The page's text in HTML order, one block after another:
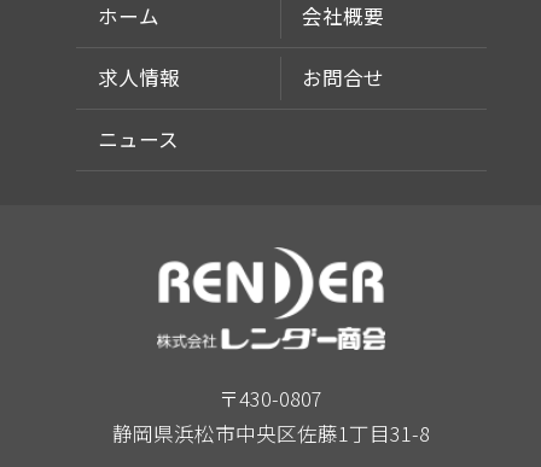
ホーム 会社概要
求人情報 お問合せ
ニュース
〒430-0807
静岡県浜松市中央区佐藤1丁目31-8